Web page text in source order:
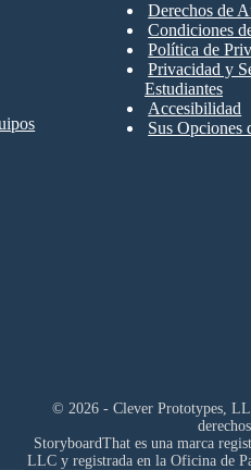
Derechos de
Condiciones
Política de
Privacidad y
Estudiantes
Accesibilidad
Sus Opciones
© 2026 - Clever Prototypes,
derechos.
StoryboardThat es una marca
LLC y registrada en la Oficina de